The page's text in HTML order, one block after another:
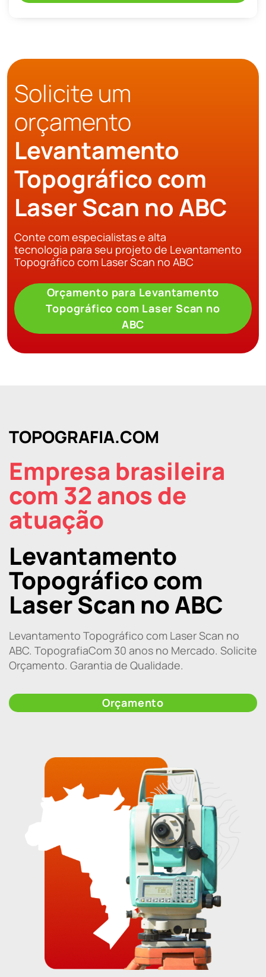
Solicite um
orçamento
Levantamento
Topográfico com
Laser Scan no ABC
Conte com especialistas e alta
tecnologia para seu projeto de Levantamento
Topográfico com Laser Scan no ABC
Orçamento para Levantamento
Topográfico com Laser Scan no
ABC
TOPOGRAFIA.COM
Empresa brasileira
com 32 anos de
atuação
Levantamento
Topográfico com
Laser Scan no ABC
Levantamento Topográfico com Laser Scan no
ABC. TopografiaCom 30 anos no Mercado. Solicite
Orçamento. Garantia de Qualidade.
Orçamento